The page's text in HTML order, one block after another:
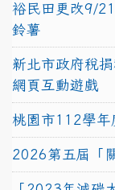
裕民田更改9/
鈴薯
新北市政府稅
網頁互動遊戲
桃園市112學年
2026第五屆「